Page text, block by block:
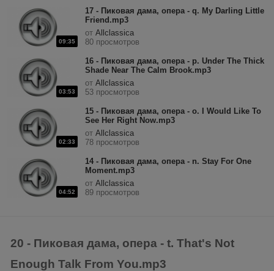
09:35
17 - Пиковая дама, опера - q. My Darling Little
Friend.mp3
от Allclassica
80 просмотров
03:53
16 - Пиковая дама, опера - p. Under The Thick
Shade Near The Calm Brook.mp3
от Allclassica
53 просмотров
02:33
15 - Пиковая дама, опера - o. I Would Like To
See Her Right Now.mp3
от Allclassica
78 просмотров
04:52
14 - Пиковая дама, опера - n. Stay For One
Moment.mp3
от Allclassica
89 просмотров
20 - Пиковая дама, опера - t. That's Not
Enough Talk From You.mp3